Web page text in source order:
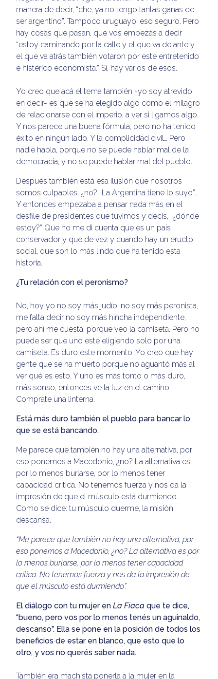
manera de decir, “che, ya no tengo tantas ganas de
ser argentino”. Tampoco uruguayo, eso seguro. Pero
hay cosas que pasan, que vos empezás a decir
“estoy caminando por la calle y el que va delante y
el que va atrás también votaron por este entretenido
e histérico economista.” Sí, hay varios de esos.
Yo creo que acá el tema también -yo soy atrevido
en decir- es que se ha elegido algo como el milagro
de relacionarse con el imperio, a ver si ligamos algo.
Y nos parece una buena fórmula, pero no ha tenido
éxito en ningún lado. Y la complicidad civil… Pero
nadie habla, porque no se puede hablar mal de la
democracia, y no se puede hablar mal del pueblo.
Después también está esa ilusión que nosotros
somos culpables, ¿no? “La Argentina tiene lo suyo”.
Y entonces empezaba a pensar nada más en el
desfile de presidentes que tuvimos y decis, “¿dónde
estoy?” Que no me di cuenta que es un país
conservador y que de vez y cuando hay un eructo
social, que son lo más lindo que ha tenido esta
historia.
¿Tu relación con el peronismo?
No, hoy yo no soy más judío, no soy más peronista,
me falta decir no soy más hincha independiente,
pero ahí me cuesta, porque veo la camiseta. Pero no
puede ser que uno esté eligiendo solo por una
camiseta. Es duro este momento. Yo creo que hay
gente que se ha muerto porque no aguantó más al
ver qué es esto. Y uno es más tonto o más duro,
más sonso, entonces ve la luz en el camino.
Comprate una linterna.
Está más duro también el pueblo para bancar lo
que se está bancando.
Me parece que también no hay una alternativa, por
eso ponemos a Macedonio, ¿no? La alternativa es
por lo menos burlarse, por lo menos tener
capacidad crítica. No tenemos fuerza y nos da la
impresión de que el músculo está durmiendo.
Como se dice: tu músculo duerme, la misión
descansa.
“Me parece que también no hay una alternativa, por
eso ponemos a Macedonio, ¿no? La alternativa es por
lo menos burlarse, por lo menos tener capacidad
crítica. No tenemos fuerza y nos da la impresión de
que el músculo está durmiendo”.
El diálogo con tu mujer en La Fiacaque te dice,
“bueno, pero vos por lo menos tenés un aguinaldo,
descanso”. Ella se pone en la posición de todos los
beneficios de estar en blanco, que esto que lo
otro, y vos no querés saber nada.
También era machista ponerla a la mujer en la